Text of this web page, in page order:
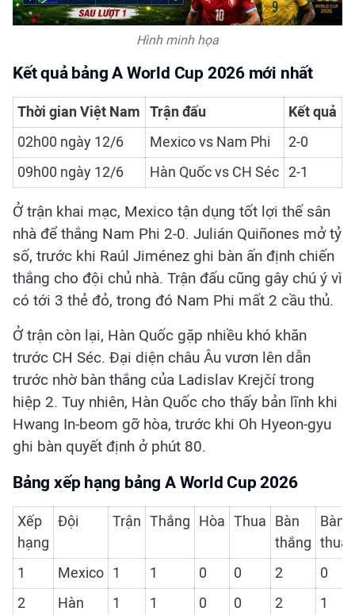
Hình minh họa
Kết quả bảng A World Cup 2026 mới nhất
Thời gian Việt Nam Trận đấu
Kết quả
02h00 ngày 12/6
Mexico vs Nam Phi
2-0
09h00 ngày 12/6
Hàn Quốc vs CH Séc 2-1
Ở trận khai mạc, Mexico tận dụng tốt lợi thế sân
nhà để thắng Nam Phi 2-0. Julián Quiñones mở tỷ
số, trước khi Raúl Jiménez ghi bàn ấn định chiến
thắng cho đội chủ nhà. Trận đấu cũng gây chú ý vì
có tới 3 thẻ đỏ, trong đó Nam Phi mất 2 cầu thủ.
Ở trận còn lại, Hàn Quốc gặp nhiều khó khăn
trước CH Séc. Đại diện châu Âu vươn lên dẫn
trước nhờ bàn thắng của Ladislav Krejčí trong
hiệp 2. Tuy nhiên, Hàn Quốc cho thấy bản lĩnh khi
Hwang In-beom gỡ hòa, trước khi Oh Hyeon-gyu
ghi bàn quyết định ở phút 80.
Bảng xếp hạng bảng A World Cup 2026
Xếp
hạng
Đội Trận Thắng Hòa Thua Bàn
thắng
Bàn
thua
1
Mexico 1 1 0 0 2
0
2
Hàn
1 1 0 0 2 1